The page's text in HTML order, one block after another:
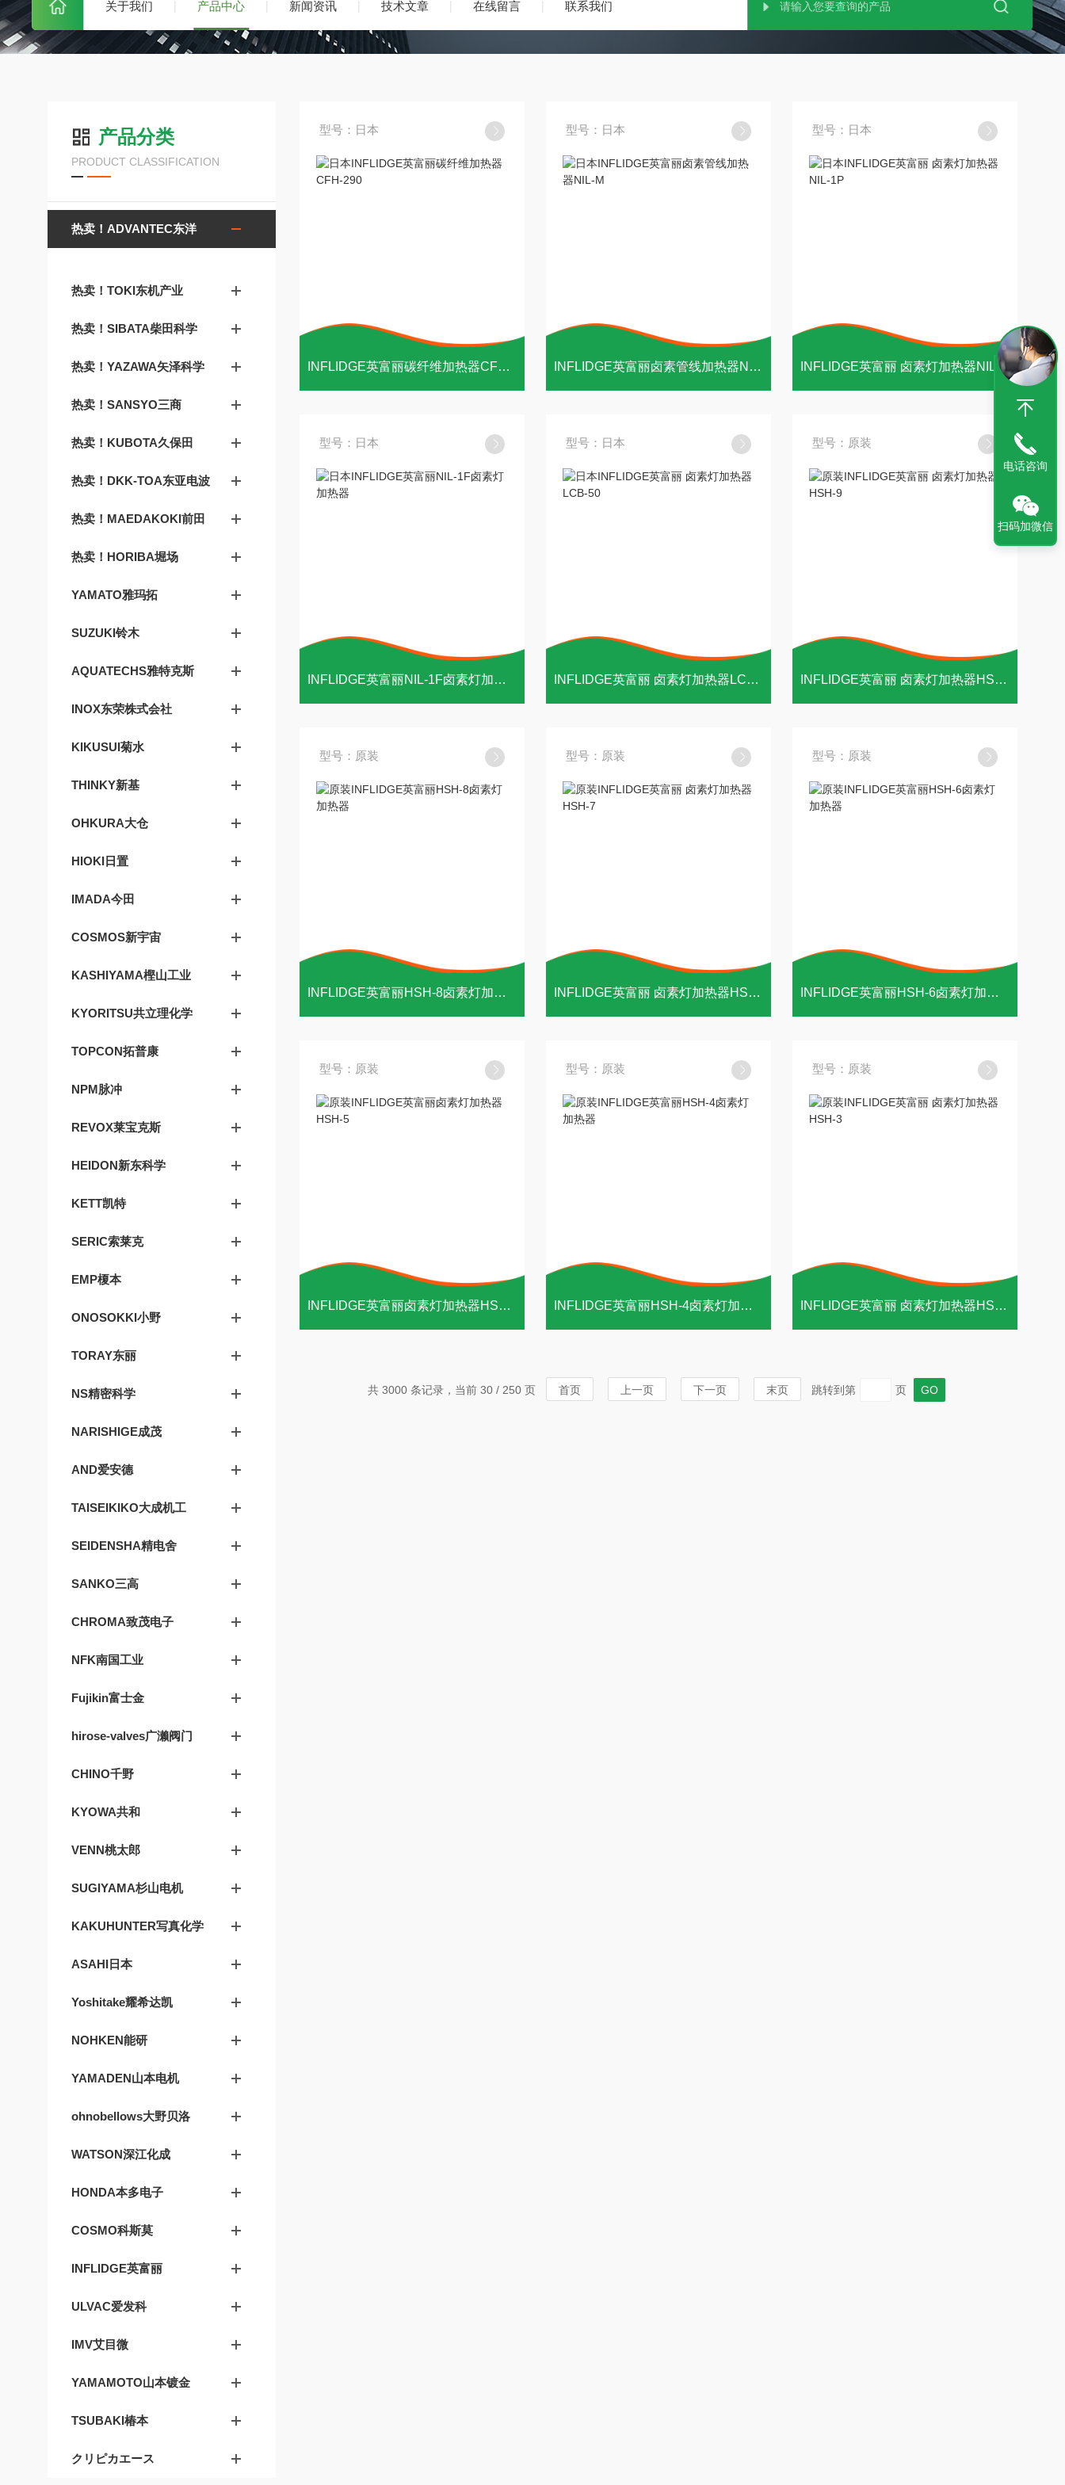
关于我们 产品中心 新闻资讯 技术文章 在线留言 联系我们
产品分类
PRODUCT CLASSIFICATION
热卖！ADVANTEC东洋
热卖！TOKI东机产业
热卖！SIBATA柴田科学
热卖！YAZAWA矢泽科学
热卖！SANSYO三商
热卖！KUBOTA久保田
热卖！DKK-TOA东亚电波
热卖！MAEDAKOKI前田
热卖！HORIBA堀场
YAMATO雅玛拓
SUZUKI铃木
AQUATECHS雅特克斯
INOX东荣株式会社
KIKUSUI菊水
THINKY新基
OHKURA大仓
HIOKI日置
IMADA今田
COSMOS新宇宙
KASHIYAMA樫山工业
KYORITSU共立理化学
TOPCON拓普康
NPM脉冲
REVOX莱宝克斯
HEIDON新东科学
KETT凯特
SERIC索莱克
EMP榎本
ONOSOKKI小野
TORAY东丽
NS精密科学
NARISHIGE成茂
AND爱安德
TAISEIKIKO大成机工
SEIDENSHA精电舍
SANKO三高
CHROMA致茂电子
NFK南国工业
Fujikin富士金
hirose-valves广濑阀门
CHINO千野
KYOWA共和
VENN桃太郎
SUGIYAMA杉山电机
KAKUHUNTER写真化学
ASAHI日本
Yoshitake耀希达凯
NOHKEN能研
YAMADEN山本电机
ohnobellows大野贝洛
WATSON深江化成
HONDA本多电子
COSMO科斯莫
INFLIDGE英富丽
ULVAC爱发科
IMV艾目微
YAMAMOTO山本镀金
TSUBAKI椿本
クリピカエース
型号：日本
INFLIDGE英富丽碳纤维加热器CFH-290
型号：日本
INFLIDGE英富丽卤素管线加热器NIL-M
型号：日本
INFLIDGE英富丽 卤素灯加热器NIL-1P
型号：日本
INFLIDGE英富丽NIL-1F卤素灯加热器
型号：日本
INFLIDGE英富丽 卤素灯加热器LCB-50
型号：原装
INFLIDGE英富丽 卤素灯加热器HSH-9
型号：原装
INFLIDGE英富丽HSH-8卤素灯加热器
型号：原装
INFLIDGE英富丽 卤素灯加热器HSH-7
型号：原装
INFLIDGE英富丽HSH-6卤素灯加热器
型号：原装
INFLIDGE英富丽卤素灯加热器HSH-5
型号：原装
INFLIDGE英富丽HSH-4卤素灯加热器
型号：原装
INFLIDGE英富丽 卤素灯加热器HSH-3
共 3000 条记录，当前 30 / 250 页 首页 上一页 下一页 末页 跳转到第 页
电话咨询
扫码加微信